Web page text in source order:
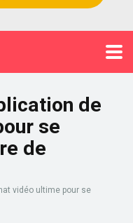
de
se
de
vidéo ultime pour se